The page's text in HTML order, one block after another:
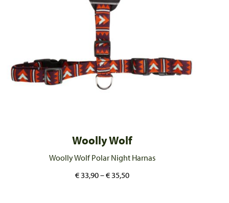
Woolly Wolf
Woolly Wolf Polar Night Harnas
€ 33,90–€ 35,50